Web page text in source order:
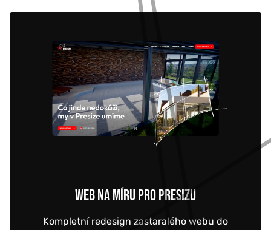
WEB NA MÍRU PRO PRESIZU
Kompletní redesign zastaralého webu do